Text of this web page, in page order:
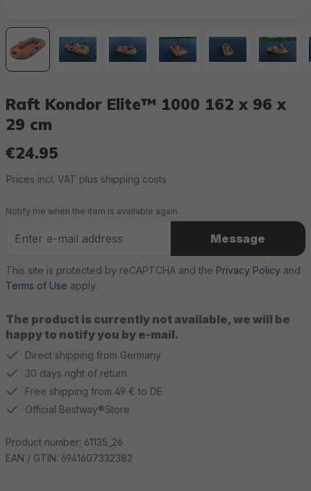
Raft Kondor Elite™ 1000 162 x 96 x
29 cm
€24.95
Prices incl. VAT plus shipping costs
The product is currently not available, we will be
happy to notify you by e-mail.
Notify me when the item is available again.
Message
This site is protected by reCAPTCHA and the Privacy Policy and
Terms of Use apply.
Direct shipping from Germany
30 days right of return
Free shipping from 49 € to DE
Official Bestway®Store
Product number: 61135_26
EAN / GTIN: 6941607332382